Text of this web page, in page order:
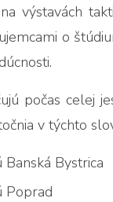
výstavách
o
počas celej
v týchto
Bystrica
Poprad